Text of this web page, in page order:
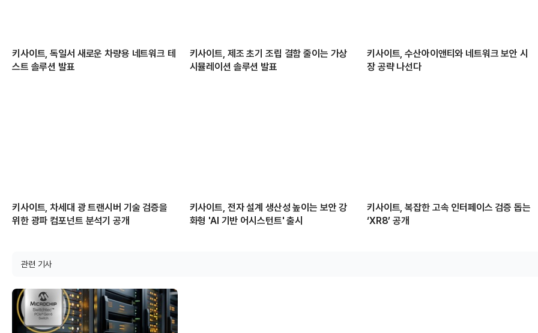
키사이트, 독일서 새로운 차량용 네트워크 테
스트 솔루션 발표
키사이트, 제조 초기 조립 결함 줄이는 가상
시뮬레이션 솔루션 발표
키사이트, 수산아이앤티와 네트워크 보안 시
장 공략 나선다
키사이트, 차세대 광 트랜시버 기술 검증을
위한 광파 컴포넌트 분석기 공개
키사이트, 전자 설계 생산성 높이는 보안 강
화형 'AI 기반 어시스턴트' 출시
키사이트, 복잡한 고속 인터페이스 검증 돕는
‘XR8’ 공개
관련 기사